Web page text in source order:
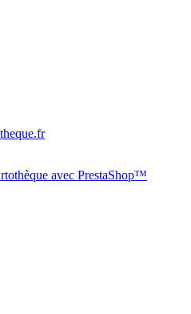
avec PrestaShop™